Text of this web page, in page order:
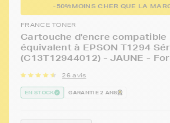
-50%MOINS CHER QUE LA
FRANCE TONER
Cartouche d'encre compatible
équivalent à EPSON T1294
(C13T12944012) - JAUNE -
26 avis
EN STOCK GARANTIE 2 ANS